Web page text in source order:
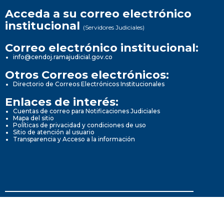
Acceda a su correo electrónico
institucional (Servidores Judiciales)
Correo electrónico institucional:
info@cendoj.ramajudicial.gov.co
Otros Correos electrónicos:
Directorio de Correos Electrónicos Institucionales
Enlaces de interés:
Cuentas de correo para Notificaciones Judiciales
Mapa del sitio
Políticas de privacidad y condiciones de uso
Sitio de atención al usuario
Transparencia y Acceso a la información